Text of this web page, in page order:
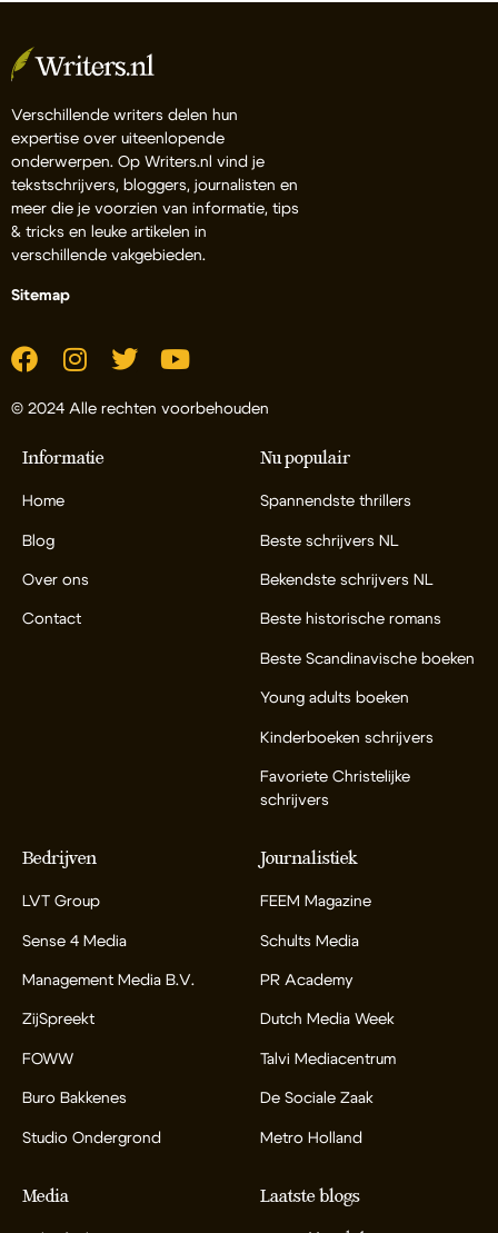
Verschillende writers delen hun
expertise over uiteenlopende
onderwerpen. Op Writers.nl vind je
tekstschrijvers, bloggers, journalisten en
meer die je voorzien van informatie, tips
& tricks en leuke artikelen in
verschillende vakgebieden.
Sitemap
© 2024 Alle rechten voorbehouden
Informatie
Home
Blog
Over ons
Contact
Nu populair
Spannendste thrillers
Beste schrijvers NL
Bekendste schrijvers NL
Beste historische romans
Beste Scandinavische boeken
Young adults boeken
Kinderboeken schrijvers
Favoriete Christelijke
schrijvers
Bedrijven
LVT Group
Sense 4 Media
Management Media B.V.
ZijSpreekt
FOWW
Buro Bakkenes
Studio Ondergrond
Journalistiek
FEEM Magazine
Schults Media
PR Academy
Dutch Media Week
Talvi Mediacentrum
De Sociale Zaak
Metro Holland
Media Laatste blogs